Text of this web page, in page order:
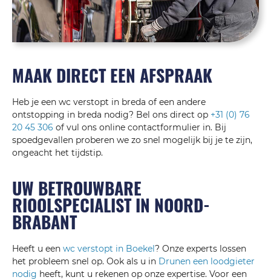
MAAK DIRECT EEN AFSPRAAK
Heb je een wc verstopt in breda of een andere
ontstopping in breda nodig? Bel ons direct op +31 (0) 76
20 45 306 of vul ons online contactformulier in. Bij
spoedgevallen proberen we zo snel mogelijk bij je te zijn,
ongeacht het tijdstip.
UW BETROUWBARE
RIOOLSPECIALIST IN NOORD-
BRABANT
Heeft u een wc verstopt in Boekel? Onze experts lossen
het probleem snel op. Ook als u in Drunen een loodgieter
nodig heeft, kunt u rekenen op onze expertise. Voor een